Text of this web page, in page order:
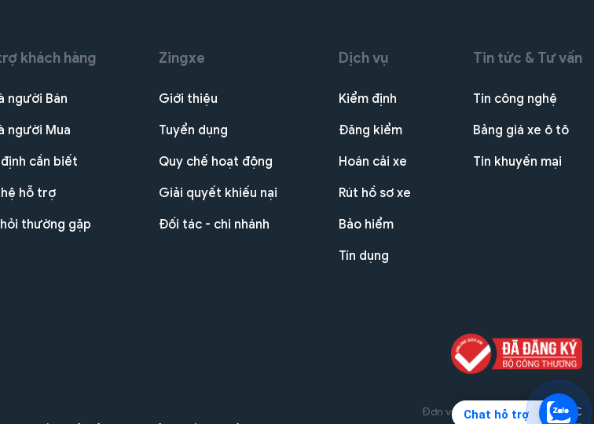
Chat hỗ trợ
khách hàng
người Bán
người Mua
cần biết
hỗ trợ
thường gặp
Zingxe
Giới thiệu
Tuyển dụng
Quy chế hoạt động
Giải quyết khiếu nại
Đối tác - chi nhánh
Dịch vụ
Kiểm định
Đăng kiểm
Hoán cải xe
Rút hồ sơ xe
Bảo hiểm
Tín dụng
Tin tức & Tư vấn
Tin công nghệ
Bảng giá xe ô tô
Tin khuyến mại
Đơn vị triển khai dự án
THG JSC